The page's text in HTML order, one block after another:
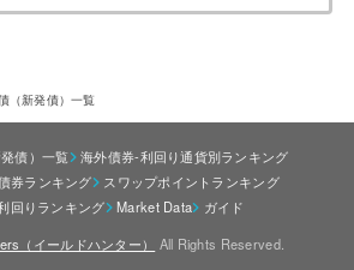
（新発債）一覧
債）一覧
海外債券-利回り通貨別ランキング
券ランキング
スワップポイントランキング
回りランキング
Market Data
ガイド
（イールドハンター） All Rights Reserved.